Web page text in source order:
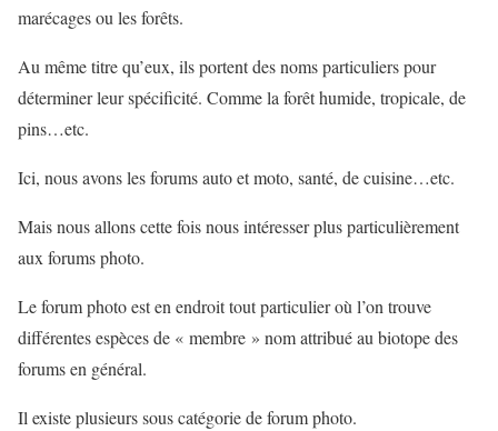
marécages ou les forêts.
Au même titre qu’eux, ils portent des noms particuliers pour
déterminer leur spécificité. Comme la forêt humide, tropicale, de
pins…etc.
Ici, nous avons les forums auto et moto, santé, de cuisine…etc.
Mais nous allons cette fois nous intéresser plus particulièrement
aux forums photo.
Le forum photo est en endroit tout particulier où l’on trouve
différentes espèces de « membre » nom attribué au biotope des
forums en général.
Il existe plusieurs sous catégorie de forum photo.